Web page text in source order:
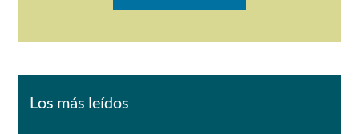
Los más leídos